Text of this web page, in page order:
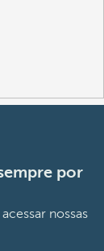
por
nossas